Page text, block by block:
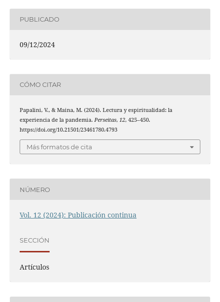
PUBLICADO
09/12/2024
CÓMO CITAR
Papalini, V., & Maina, M. (2024). Lectura y espiritualidad: la
experiencia de la pandemia. Perseitas, 12, 425–450.
https://doi.org/10.21501/23461780.4793
Más formatos de cita
NÚMERO
Vol. 12 (2024): Publicación continua
SECCIÓN
Artículos